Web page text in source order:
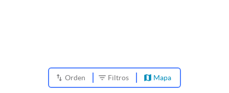
Orden Filtros Mapa